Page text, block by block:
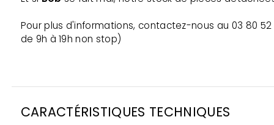
Pour plus d'informations, contactez-nous au 03 80
de 9h à 19h non stop)
CARACTÉRISTIQUES TECHNIQUES